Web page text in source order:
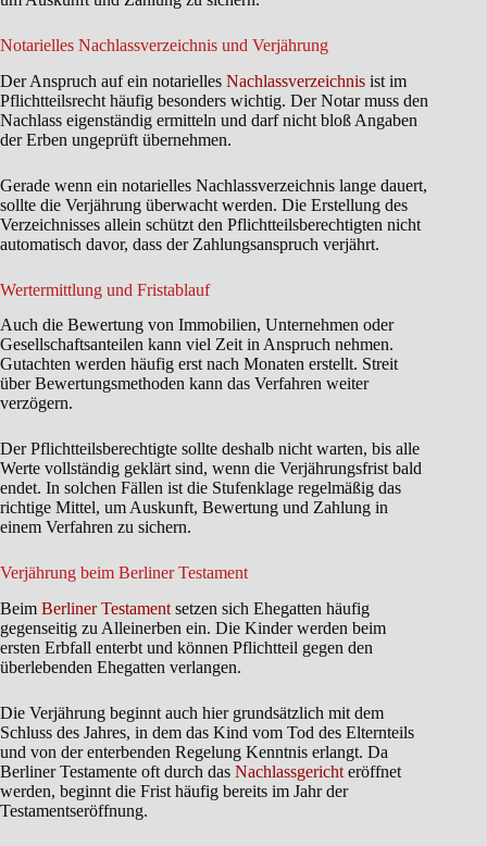
Notarielles Nachlassverzeichnis und Verjährung
Der Anspruch auf ein notarielles Nachlassverzeichnis ist im
Pflichtteilsrecht häufig besonders wichtig. Der Notar muss den
Nachlass eigenständig ermitteln und darf nicht bloß Angaben
der Erben ungeprüft übernehmen.
Gerade wenn ein notarielles Nachlassverzeichnis lange dauert,
sollte die Verjährung überwacht werden. Die Erstellung des
Verzeichnisses allein schützt den Pflichtteilsberechtigten nicht
automatisch davor, dass der Zahlungsanspruch verjährt.
Wertermittlung und Fristablauf
Auch die Bewertung von Immobilien, Unternehmen oder
Gesellschaftsanteilen kann viel Zeit in Anspruch nehmen.
Gutachten werden häufig erst nach Monaten erstellt. Streit
über Bewertungsmethoden kann das Verfahren weiter
verzögern.
Der Pflichtteilsberechtigte sollte deshalb nicht warten, bis alle
Werte vollständig geklärt sind, wenn die Verjährungsfrist bald
endet. In solchen Fällen ist die Stufenklage regelmäßig das
richtige Mittel, um Auskunft, Bewertung und Zahlung in
einem Verfahren zu sichern.
Verjährung beim Berliner Testament
Beim Berliner Testament setzen sich Ehegatten häufig
gegenseitig zu Alleinerben ein. Die Kinder werden beim
ersten Erbfall enterbt und können Pflichtteil gegen den
überlebenden Ehegatten verlangen.
Die Verjährung beginnt auch hier grundsätzlich mit dem
Schluss des Jahres, in dem das Kind vom Tod des Elternteils
und von der enterbenden Regelung Kenntnis erlangt. Da
Berliner Testamente oft durch das Nachlassgericht eröffnet
werden, beginnt die Frist häufig bereits im Jahr der
Testamentseröffnung.